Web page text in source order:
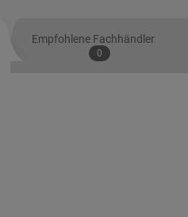
Empfohlene Fachhändler
0